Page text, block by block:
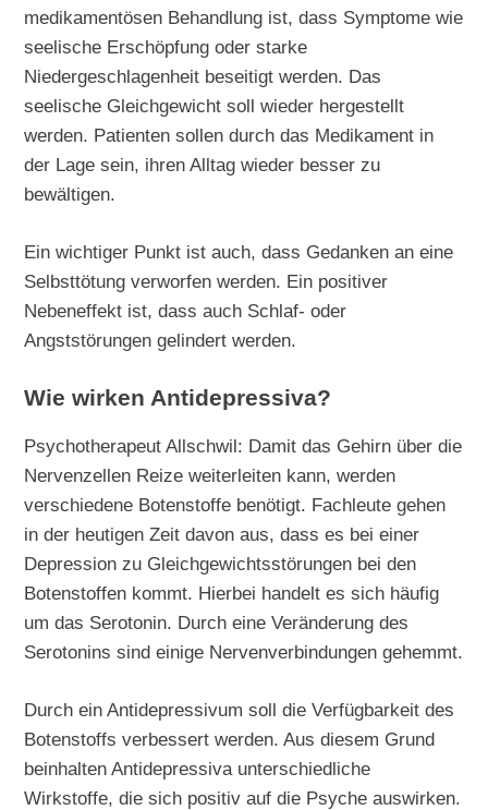
medikamentösen Behandlung ist, dass Symptome wie
seelische Erschöpfung oder starke
Niedergeschlagenheit beseitigt werden. Das
seelische Gleichgewicht soll wieder hergestellt
werden. Patienten sollen durch das Medikament in
der Lage sein, ihren Alltag wieder besser zu
bewältigen.
Ein wichtiger Punkt ist auch, dass Gedanken an eine
Selbsttötung verworfen werden. Ein positiver
Nebeneffekt ist, dass auch Schlaf- oder
Angststörungen gelindert werden.
Wie wirken Antidepressiva?
Psychotherapeut Allschwil: Damit das Gehirn über die
Nervenzellen Reize weiterleiten kann, werden
verschiedene Botenstoffe benötigt. Fachleute gehen
in der heutigen Zeit davon aus, dass es bei einer
Depression zu Gleichgewichtsstörungen bei den
Botenstoffen kommt. Hierbei handelt es sich häufig
um das Serotonin. Durch eine Veränderung des
Serotonins sind einige Nervenverbindungen gehemmt.
Durch ein Antidepressivum soll die Verfügbarkeit des
Botenstoffs verbessert werden. Aus diesem Grund
beinhalten Antidepressiva unterschiedliche
Wirkstoffe, die sich positiv auf die Psyche auswirken.